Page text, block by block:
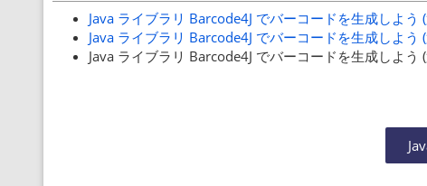
Java ライブラリ Barcode4J でバーコードを生成しよう
Java ライブラリ Barcode4J でバーコードを生成しよ
Java ライブラリ Barcode4J でバーコードを生成しよ